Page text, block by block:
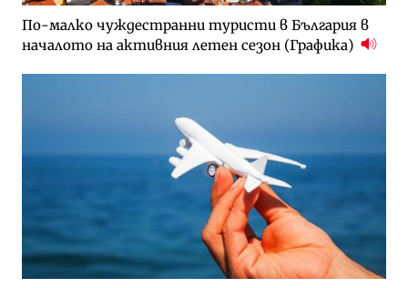
По-малко чуждестранни туристи в България в
началото на активния летен сезон (Графика)